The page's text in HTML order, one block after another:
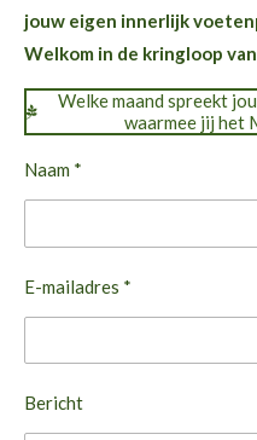
jouw eigen innerlijk
Welkom in de kringloop
Welke maand spreekt
waarmee jij het
Naam *
E-mailadres *
Bericht